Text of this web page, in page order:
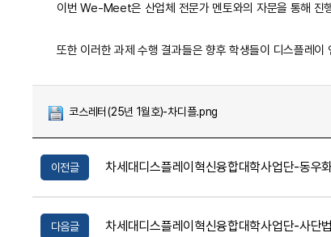
이번 We-Meet은 산업체 전문가 멘토와의 자문을 통해 진
또한 이러한 과제 수행 결과들은 향후 학생들이 디스플레
코스레터(25년 1월호)-차디플.png
이전글 차세대디스플레이혁신융합대학사업단-동우
다음글 차세대디스플레이혁신융합대학사업단-사단